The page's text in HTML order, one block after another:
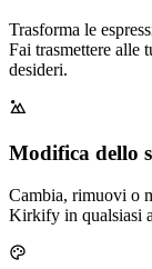
Trasforma le
Fai trasmettere alle
desideri.
Modifica dello
Cambia, rimuovi o
Kirkify in qualsiasi